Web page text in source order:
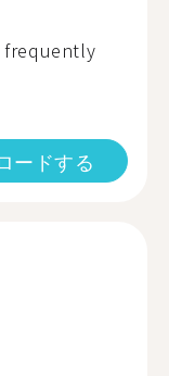
frequently
ードする